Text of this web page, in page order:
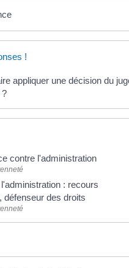
!
appliquer une décision du
?
contre l'administration
: recours
défenseur des droits